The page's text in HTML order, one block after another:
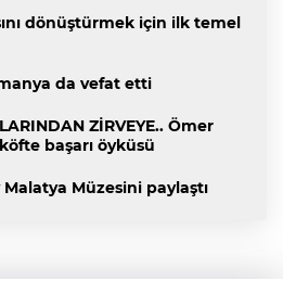
dönüştürmek için ilk temel
da vefat etti
ZİRVEYE.. Ömer
başarı öyküsü
Müzesini paylaştı